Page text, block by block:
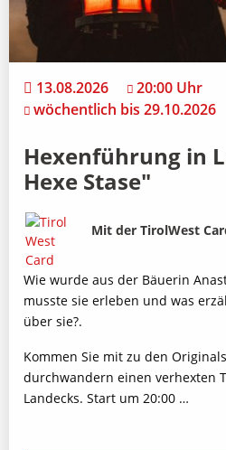
13.08.2026
20:00 Uhr
wöchentlich bis 29.10.2026
Hexenführung in
Hexe Stase"
Bild
Beschreibung
Mit der TirolWest
Wie wurde aus der Bäuerin
musste sie erleben und was
über sie?.
Kommen Sie mit zu den
durchwandern einen verhexten
Landecks. Start um 20:00 …